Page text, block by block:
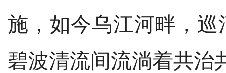
施，如今乌江河畔，
碧波清流间流淌着共治